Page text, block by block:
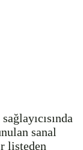
sanal
listeden